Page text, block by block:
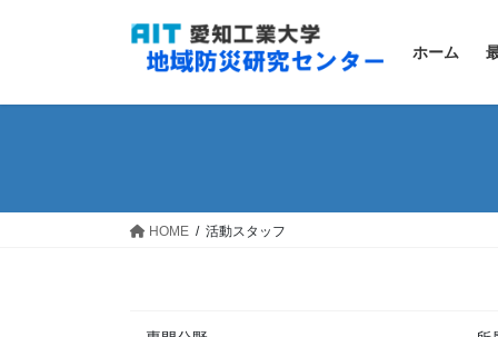
ホーム
HOME 活動スタッフ